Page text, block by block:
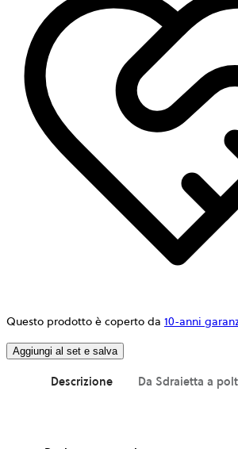
Questo prodotto è coperto da 10-anni
Aggiungi al set e salva
Descrizione Da Sdraietta a